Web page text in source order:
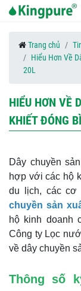
Trang chủ
Hiểu Hơn Về
20L
HIỂU HƠN VỀ
KHIẾT ĐÓNG
Dây chuyền
hợp với các hộ
du lịch, các
chuyền sản
hộ kinh doanh
Công ty Lọc
về dây chuyền
Thông số